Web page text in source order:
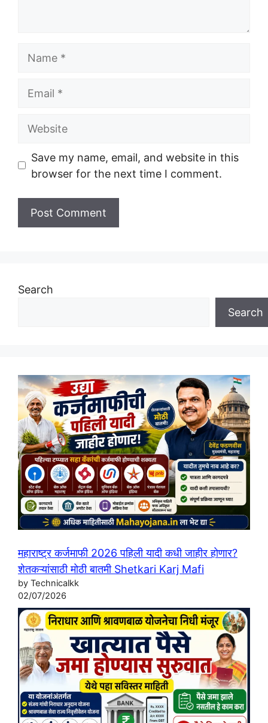
Website
Save my name, email, and website in this
browser for the next time I comment.
Search
Search
महाराष्ट्र कर्जमाफी 2026 पहिली यादी कधी जाहीर होणार?
शेतकऱ्यांसाठी मोठी बातमी Shetkari Karj Mafi
by Technicalkk
02/07/2026